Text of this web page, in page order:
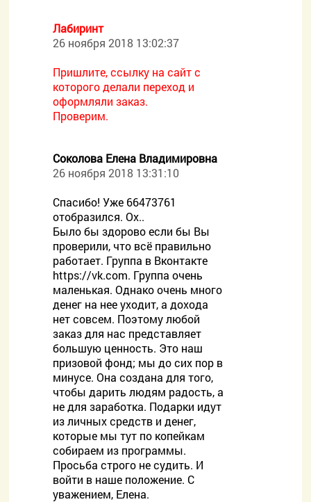
Лабиринт
26 ноября 2018 13:02:37
Пришлите, ссылку на сайт с
которого делали переход и
оформляли заказ.
Проверим.
Соколова Елена Владимировна
26 ноября 2018 13:31:10
Спасибо! Уже 66473761
отобразился. Ох..
Было бы здорово если бы Вы
проверили, что всё правильно
работает. Группа в Вконтакте
https://vk.com. Группа очень
маленькая. Однако очень много
денег на нее уходит, а дохода
нет совсем. Поэтому любой
заказ для нас представляет
большую ценность. Это наш
призовой фонд; мы до сих пор в
минусе. Она создана для того,
чтобы дарить людям радость, а
не для заработка. Подарки идут
из личных средств и денег,
которые мы тут по копейкам
собираем из программы.
Просьба строго не судить. И
войти в наше положение. С
уважением, Елена.